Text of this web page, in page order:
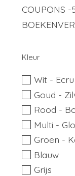
COUPONS -
Kleur
Wit - Ecru
Goud -
Rood -
Multi -
Groen -
Blauw
Grijs